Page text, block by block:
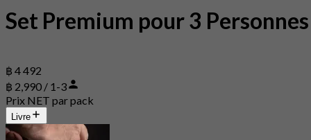
Set Premium pour 3 Personnes
฿ 4 492
฿ 2,990 / 1-3
Prix NET par pack
Livre